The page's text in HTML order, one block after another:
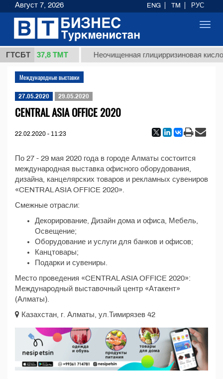
ГТСБТ
1 (кг.) 37,8 ТМТ Неочищенная глицирризиновая
Международные выставки
27.05.2020 29.05.2020
CENTRAL ASIA OFFICE 2020
22.02.2020 - 11:23
По 27 - 29 мая 2020 года в городе Алматы состоится
международная выставка офисного оборудования,
дизайна, канцелярских товаров и рекламных сувениров
«CENTRAL ASIA OFFICE 2020».
Смежные отрасли:
Декорирование, Дизайн дома и офиса, Мебель,
Освещение;
Оборудование и услуги для банков и офисов;
Канцтовары;
Подарки и сувениры.
Место проведения «CENTRAL ASIA OFFICE 2020»:
Международный выставочный центр «Атакент»
(Алматы).
Казахстан, г. Алматы, ул.Тимирязев 42
Август 7, 2026 ENG TM РУС